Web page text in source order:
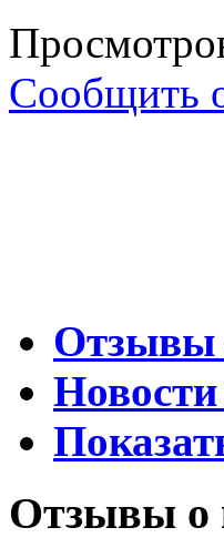
Сообщить
Отзывы
Отзывы о